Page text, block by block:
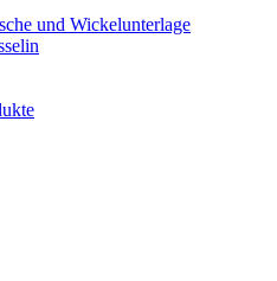
und Wickelunterlage